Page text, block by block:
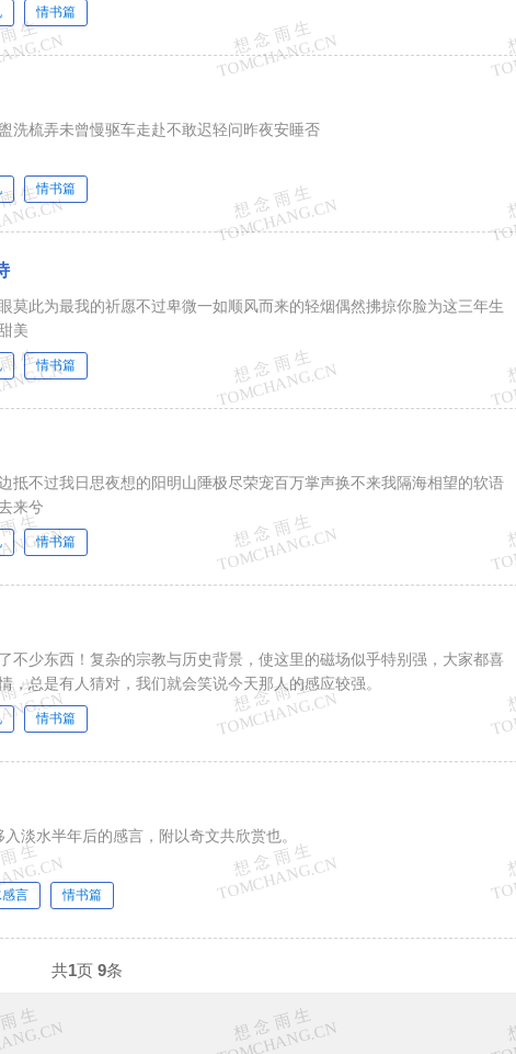
情书篇
洗梳弄未曾慢驱车走赴不敢迟轻问昨夜安睡否
情书篇
莫此为最我的祈愿不过卑微一如顺风而来的轻烟偶然拂掠你脸为这三年生
美
情书篇
抵不过我日思夜想的阳明山陲极尽荣宠百万掌声换不来我隔海相望的软语
来兮
情书篇
不少东西！复杂的宗教与历史背景，使这里的磁场似乎特别强，大家都喜
，总是有人猜对，我们就会笑说今天那人的感应较强。
情书篇
淡水半年后的感言，附以奇文共欣赏也。
言 情书篇
共1页 9条